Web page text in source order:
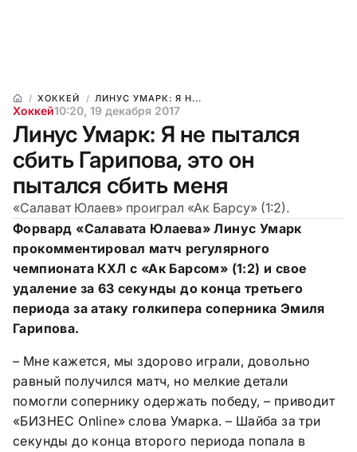
ХОККЕЙ ЛИНУС УМАРК: Я Н...
Хоккей10:20, 19 декабря 2017
Линус Умарк: Я не пытался
сбить Гарипова, это он
пытался сбить меня
«Салават Юлаев» проиграл «Ак Барсу» (1:2).
Форвард «Салавата Юлаева» Линус Умарк
прокомментировал матч регулярного
чемпионата КХЛ с «Ак Барсом» (1:2) и свое
удаление за 63 секунды до конца третьего
периода за атаку голкипера соперника Эмиля
Гарипова.
– Мне кажется, мы здорово играли, довольно
равный получился матч, но мелкие детали
помогли сопернику одержать победу, – приводит
«БИЗНЕС Online» слова Умарка. – Шайба за три
секунды до конца второго периода попала в